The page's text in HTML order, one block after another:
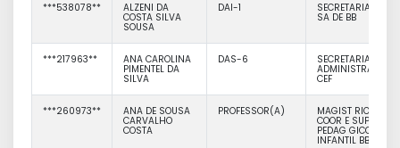
***538078** ALZENI DA
COSTA SILVA
SOUSA
DAI-1 SECRETARIA DE
SA DE BB
***217963** ANA CAROLINA
PIMENTEL DA
SILVA
DAS-6 SECRETARIA DE
ADMINISTRA O
CEF
***260973** ANA DE SOUSA
CARVALHO
COSTA
PROFESSOR(A) MAGIST RIO DIR
COOR E SUPORTE
PEDAG GICO
INFANTIL BB